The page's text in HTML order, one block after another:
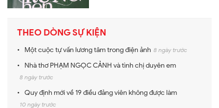
THEO DÒNG SỰ KIỆN
Một cuộc tự vấn lương tâm trong điện ảnh 8 ngày trước
Nhà thơ PHẠM NGỌC CẢNH và tình chị duyên em
8 ngày trước
Quy định mới về 19 điều đảng viên không được làm
10 ngày trước